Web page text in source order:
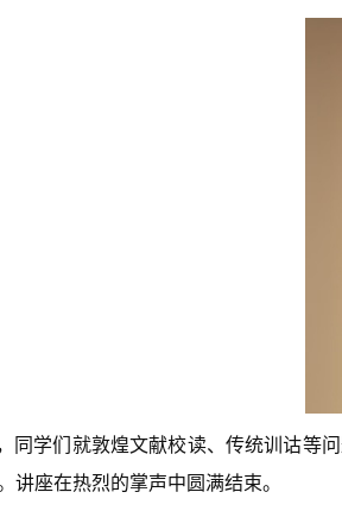
同学们就敦煌文献校读、传统训诂等
讲座在热烈的掌声中圆满结束。